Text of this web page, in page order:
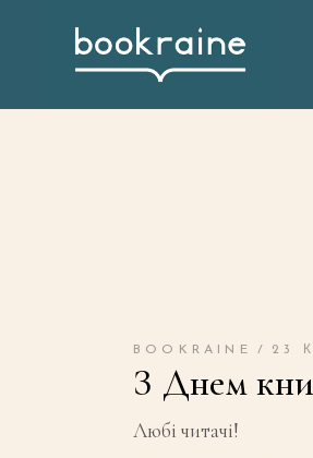
BOOKRAINE 23
З Днем
Любі читачі!